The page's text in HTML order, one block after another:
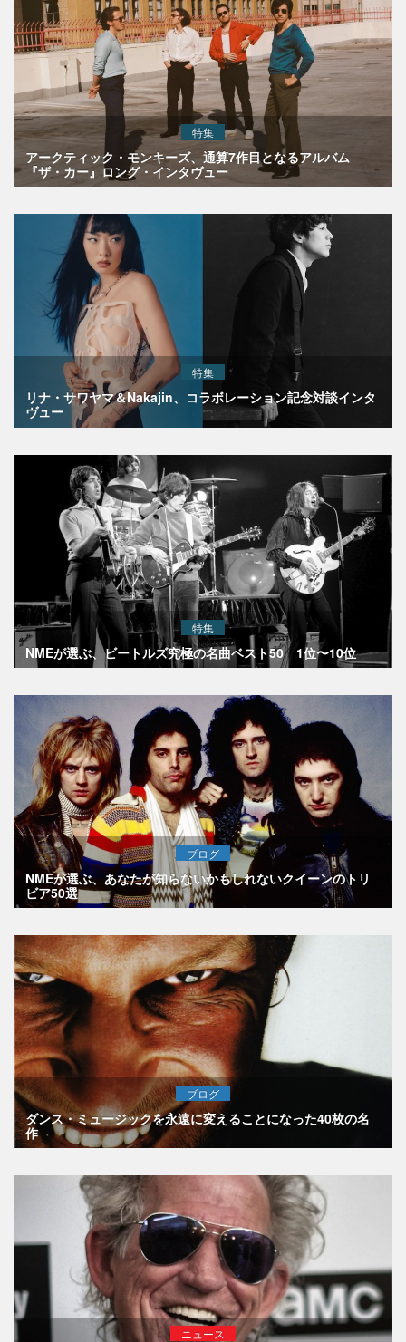
特集
アークティック・モンキーズ、通算7作目となるアルバム
『ザ・カー』ロング・インタヴュー
特集
リナ・サワヤマ＆Nakajin、コラボレーション記念対談インタ
ヴュー
特集
NMEが選ぶ、ビートルズ究極の名曲ベスト50 1位〜10位
ブログ
NMEが選ぶ、あなたが知らないかもしれないクイーンのトリ
ビア50選
ブログ
ダンス・ミュージックを永遠に変えることになった40枚の名
作
ニュース